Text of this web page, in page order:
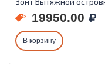
19950.00
В корзину